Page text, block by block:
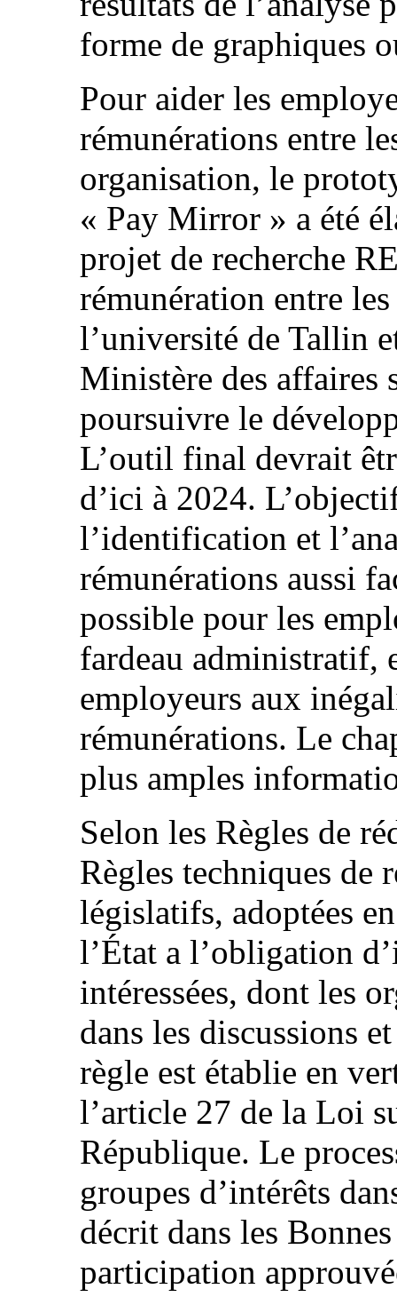
forme de graphiques
Pour aider les
rémunérations entre
organisation, le
« Pay Mirror » a été
projet de recherche
rémunération entre
l’université de Tallin
Ministère des affaires
poursuivre le
L’outil final devrait
d’ici à 2024.
l’identification et
rémunérations aussi
possible pour les
fardeau administratif,
employeurs aux
rémunérations. Le
plus amples
Selon les Règles de
Règles techniques de
législatifs, adoptées
l’État a l’obligation
intéressées, dont les
dans les discussions
règle est établie en
l’article 27 de la Loi
République. Le
groupes d’intérêts
décrit dans les
participation